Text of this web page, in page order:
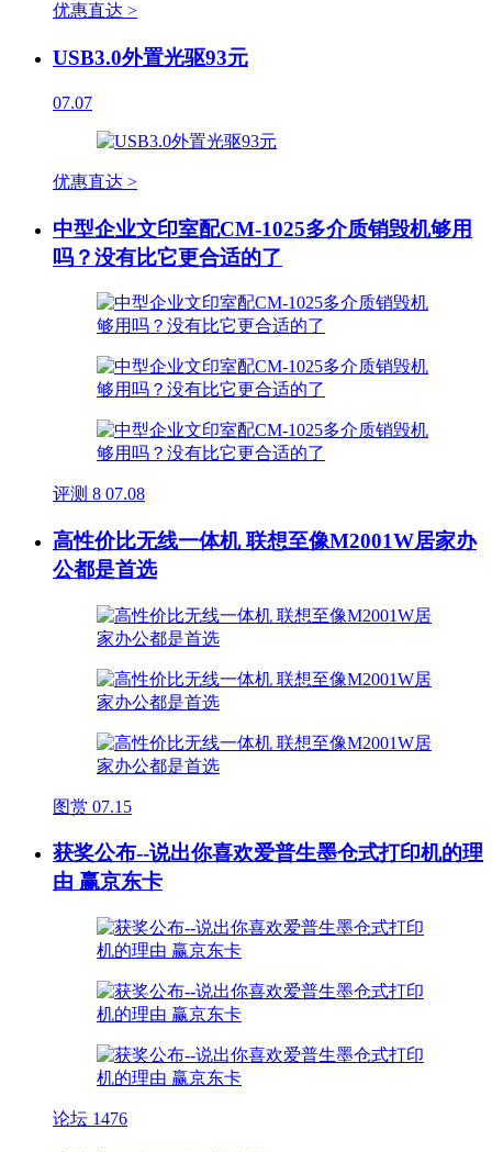
优惠直达 >
USB3.0外置光驱93元
07.07
优惠直达 >
中型企业文印室配CM-1025多介质销毁机够用
吗？没有比它更合适的了
评测 8 07.08
高性价比无线一体机 联想至像M2001W居家办
公都是首选
图赏 07.15
获奖公布--说出你喜欢爱普生墨仓式打印机的理
由 赢京东卡
论坛 1476